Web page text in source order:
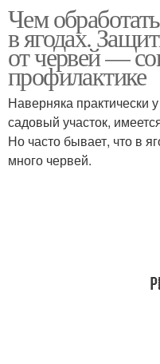
Чем
в ягодах.
от червей —
профилактике
Наверняка практически
садовый участок,
Но часто бывает, что в
много червей.